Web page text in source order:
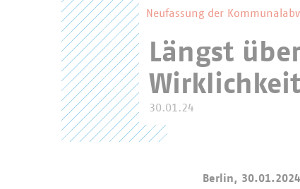
Neufassung der
Längst
Wirklichkeit
30.01.24
Berlin, 30.01.2024